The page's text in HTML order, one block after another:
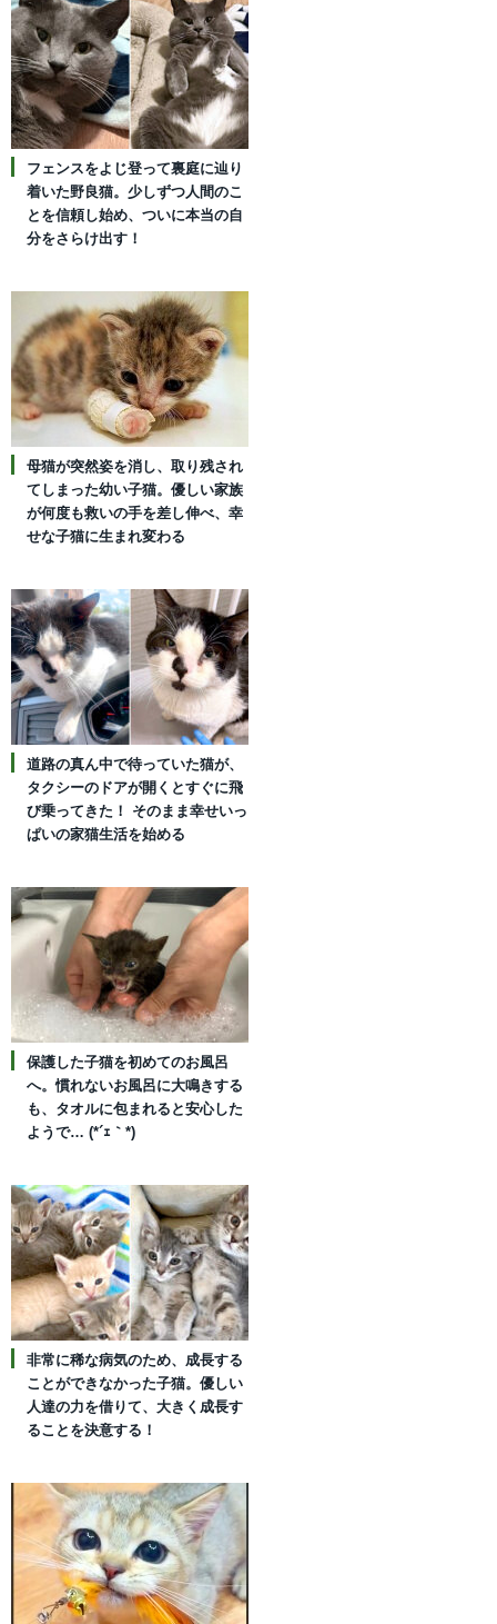
フェンスをよじ登って裏庭に辿り
着いた野良猫。少しずつ人間のこ
とを信頼し始め、ついに本当の自
分をさらけ出す！
母猫が突然姿を消し、取り残され
てしまった幼い子猫。優しい家族
が何度も救いの手を差し伸べ、幸
せな子猫に生まれ変わる
道路の真ん中で待っていた猫が、
タクシーのドアが開くとすぐに飛
び乗ってきた！ そのまま幸せいっ
ぱいの家猫生活を始める
保護した子猫を初めてのお風呂
へ。慣れないお風呂に大鳴きする
も、タオルに包まれると安心した
ようで… (*´ｪ｀*)
非常に稀な病気のため、成長する
ことができなかった子猫。優しい
人達の力を借りて、大きく成長す
ることを決意する！